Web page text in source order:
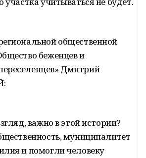
общественной
беженцев и
Дмитрий
важно в этой истории?
муниципалитет
и помогли человеку